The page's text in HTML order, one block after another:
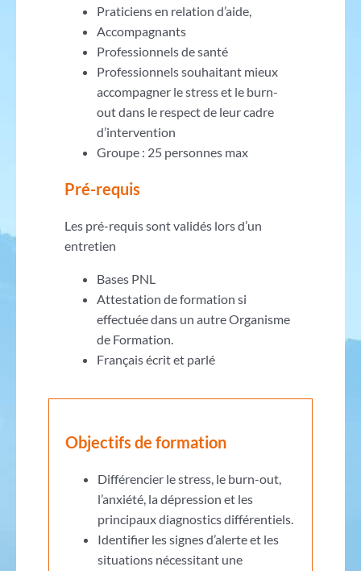
Praticiens en relation d’aide,
Accompagnants
Professionnels de santé
Professionnels souhaitant mieux
accompagner le stress et le burn-
out dans le respect de leur cadre
d’intervention
Groupe : 25 personnes max
Pré-requis
Les pré-requis sont validés lors d’un
entretien
Bases PNL
Attestation de formation si
effectuée dans un autre Organisme
de Formation.
Français écrit et parlé
Objectifs de formation
Différencier le stress, le burn-out,
l’anxiété, la dépression et les
principaux diagnostics différentiels.
Identifier les signes d’alerte et les
situations nécessitant une